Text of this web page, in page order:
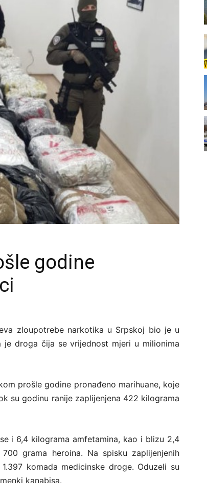
godine
zloupotrebe narkotika u Srpskoj bio je u
droga čija se vrijednost mjeri u milionima
prošle godine pronađeno marihuane, koje
su godinu ranije zaplijenjena 422 kilograma
i 6,4 kilograma amfetamina, kao i blizu 2,4
grama heroina. Na spisku zaplijenjenih
komada medicinske droge. Oduzeli su
kanabisa.